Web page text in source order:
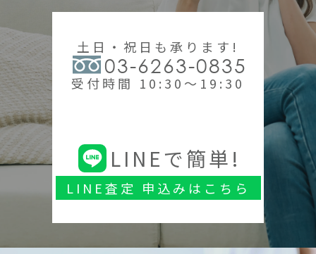
土日・祝日も承ります!
03-6263-0835
受付時間 10:30～19:30
LINEで簡単!
LINE査定 申込みはこちら